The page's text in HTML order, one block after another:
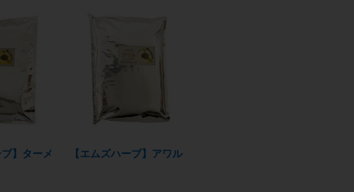
ブ】ターメ
【エムズハーブ】アワル